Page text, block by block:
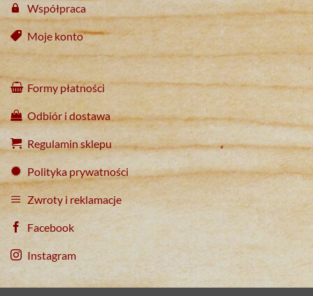
Współpraca
Moje konto
Formy płatności
Odbiór i dostawa
Regulamin sklepu
Polityka prywatności
Zwroty i reklamacje
Facebook
Instagram